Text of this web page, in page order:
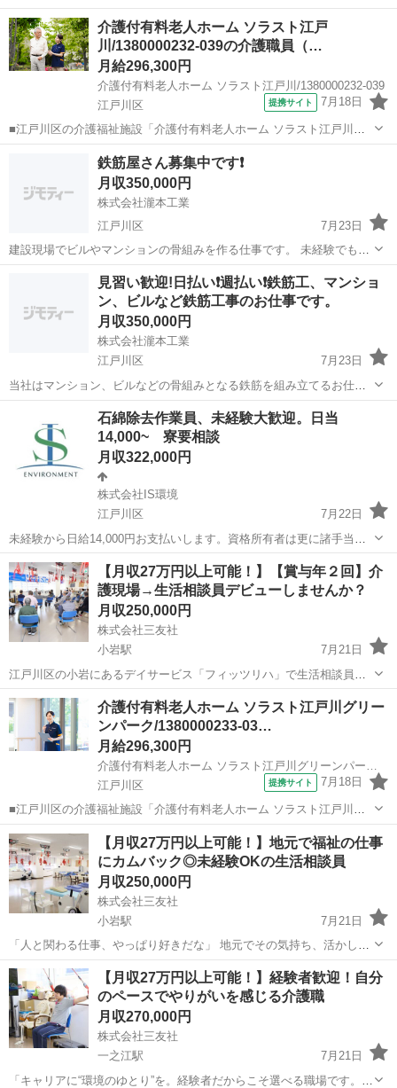
掃からスタートします 朝は8時～17時ぐらいまで、日曜日は基本お休
みです、現場は都内や、千葉、 といろんな所へ行きます、交通費は出
します。 やる気さえあれ...
東京 江戸川区 篠崎駅 内装職人
介護付有料老人ホーム ソラスト江戸
川/1380000232-039の介護職員（…
月給296,300円
介護付有料老人ホーム ソラスト江戸川/1380000232-039
江戸川区
提携サイト 7月18日
■江戸川区の介護福祉施設「介護付有料老人ホーム ソラスト江戸川」
のリーダー介護職正社員求人募集。 事業所は「江戸川区立松江第三小
学校」の隣、「江戸川区総合文化センター」の目の前にあります。
【定員60名、人員配置基準2対1】 ...
江戸川区 ホームヘルパー
鉄筋屋さん募集中です❗
月収350,000円
株式会社瀧本工業
江戸川区
7月23日
建設現場でビルやマンションの骨組みを作る仕事です。 未経験でもか
まいません❗ 資格支援制度有り 社会保険完備 解らない事、不安な事は
何でも聞いて下さい❗ 営業目的のご連絡はお控えください！
江戸川区 その他 鉄筋
見習い歓迎!日払い❗週払い❗鉄筋工、マンショ
ン、ビルなど鉄筋工事のお仕事です。
月収350,000円
株式会社瀧本工業
江戸川区
7月23日
当社はマンション、ビルなどの骨組みとなる鉄筋を組み立てるお仕事
です。 興味のある方または経験者の方是非一緒に働きましょう❗ 未経
験の方でも大歓迎です 職人日給15000～ 見習い日給11000～ その他手
当有り 何でも気軽に...
江戸川区 土木 鉄筋工
石綿除去作業員、未経験大歓迎。日当
14,000~ 寮要相談
月収322,000円
株式会社IS環境
江戸川区
7月22日
未経験から日給14,000円お支払いします。資格所有者は更に諸手当が
プラスです。正社員のみ採用、社会保険完備になります。 仕事内容で
すが建物の改修工事や､解体工事等で適切な保護具、保護服を着用して
養生作業を行い塗材を落...
東京 江戸川区 その他 石綿
【月収27万円以上可能！】【賞与年２回】介
護現場→生活相談員デビューしませんか？
月収250,000円
株式会社三友社
小岩駅
7月21日
江戸川区の小岩にあるデイサービス「フィッツリハ」で生活相談員を
してくださる方を募集中です。 生活相談員にチャレンジしたい方も、
他施設で経験のある方もお待ちしております。 ※人材会社様、その他
営業目的のご連絡はお控えくださ...
東京 江戸川区 小岩駅 介護士
介護付有料老人ホーム ソラスト江戸川グリー
ンパーク/1380000233-03…
月給296,300円
江戸川区
提携サイト 7月18日
■江戸川区の介護福祉施設「介護付有料老人ホーム ソラスト江戸川グ
リーンパーク」のリーダ-介護職正社員求人募集。 業界トップクラス企
業の正社員求人！リーダー介護職としてキャリアを積みながらスキル
を発揮いただけるお仕事です。 リ...
東京 江戸川区 ホームヘルパー
【月収27万円以上可能！】地元で福祉の仕事
にカムバック◎未経験OKの生活相談員
月収250,000円
株式会社三友社
小岩駅
7月21日
「人と関わる仕事、やっぱり好きだな」 地元でその気持ち、活かして
みませんか？ 江戸川区の《フィッツリハ一之江》で、生活相談員（正
社員）を募集中！ 福祉の資格は持ってるけど、今は違う仕事をしてい
る… そんなあなたも...
東京 江戸川区 小岩駅 その他 未経験
【月収27万円以上可能！】経験者歓迎！自分
のペースでやりがいを感じる介護職
月収270,000円
株式会社三友社
一之江駅
7月21日
「キャリアに“環境のゆとり”を。経験者だからこそ選べる職場です。」